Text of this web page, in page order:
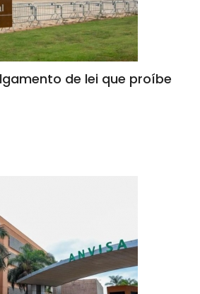
de lei que proíbe